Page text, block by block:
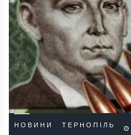
НОВИНИ ТЕРНОПІЛЬ